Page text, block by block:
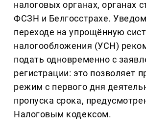
налоговых органах, органах
ФСЗН и Белгосстрахе.
переходе на упрощённую
налогообложения (УСН)
подать одновременно с
регистрации: это позволяет
режим с первого дня
пропуска срока,
Налоговым кодексом.